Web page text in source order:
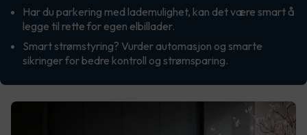
Har du parkering med lademulighet, kan det være smart å
legge til rette for egen elbillader.
Smart strømstyring? Vurder automasjon og smarte
sikringer for bedre kontroll og strømsparing.